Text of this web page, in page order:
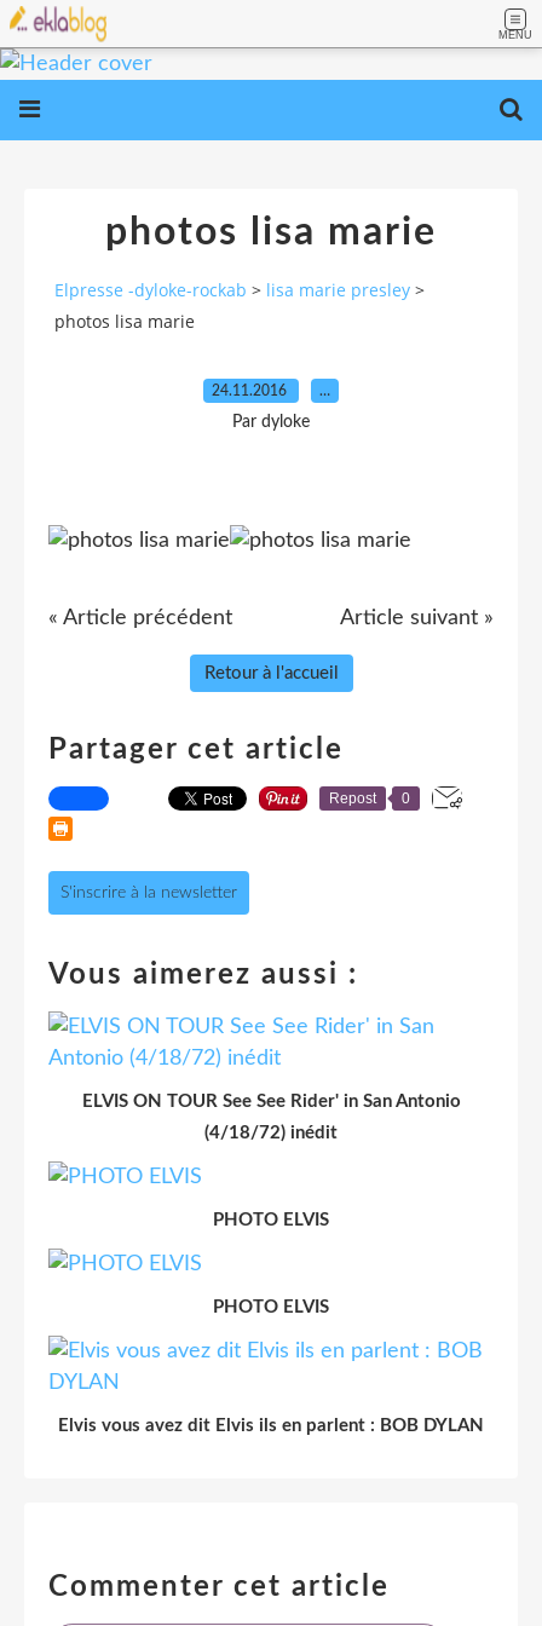
MENU
photos lisa marie
Elpresse -dyloke-rockab > lisa marie presley >
photos lisa marie
24.11.2016 …
Par dyloke
« Article précédent Article suivant »
Retour à l'accueil
Partager cet article
Repost 0
S'inscrire à la newsletter
Vous aimerez aussi :
ELVIS ON TOUR See See Rider' in San Antonio
(4/18/72) inédit
PHOTO ELVIS
PHOTO ELVIS
Elvis vous avez dit Elvis ils en parlent : BOB DYLAN
Commenter cet article